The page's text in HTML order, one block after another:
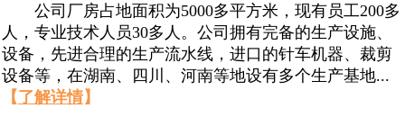
公司厂房占地面积为5000多平方米，现有员工200多
人，专业技术人员30多人。公司拥有完备的生产设施、
设备，先进合理的生产流水线，进口的针车机器、裁剪
设备等，在湖南、四川、河南等地设有多个生产基地...
【了解详情】